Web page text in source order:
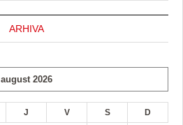
ARHIVA
august 2026
J V S D